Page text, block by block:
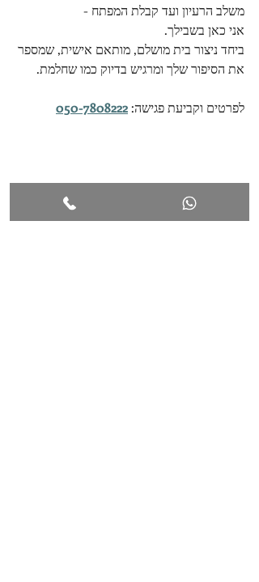
משלב הרעיון ועד קבלת המפתח -
אני כאן בשבילך.
ביחד ניצור בית מושלם, מותאם אישית, שמספר
את הסיפור שלך ומרגיש בדיוק כמו שחלמת.
לפרטים וקביעת פגישה: 050-7808222